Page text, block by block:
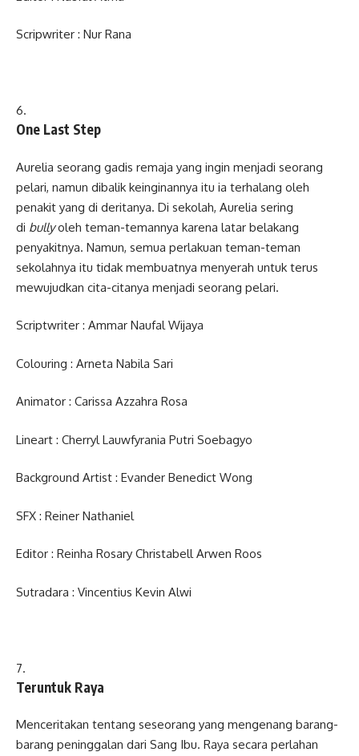
Scripwriter : Nur Rana
One Last Step
Aurelia seorang gadis remaja yang ingin menjadi seorang
pelari, namun dibalik keinginannya itu ia terhalang oleh
penakit yang di deritanya. Di sekolah, Aurelia sering
di bullyoleh teman-temannya karena latar belakang
penyakitnya. Namun, semua perlakuan teman-teman
sekolahnya itu tidak membuatnya menyerah untuk terus
mewujudkan cita-citanya menjadi seorang pelari.
Scriptwriter : Ammar Naufal Wijaya
Colouring : Arneta Nabila Sari
Animator : Carissa Azzahra Rosa
Lineart : Cherryl Lauwfyrania Putri Soebagyo
Background Artist : Evander Benedict Wong
SFX : Reiner Nathaniel
Editor : Reinha Rosary Christabell Arwen Roos
Sutradara : Vincentius Kevin Alwi
Teruntuk Raya
Menceritakan tentang seseorang yang mengenang barang-
barang peninggalan dari Sang Ibu. Raya secara perlahan